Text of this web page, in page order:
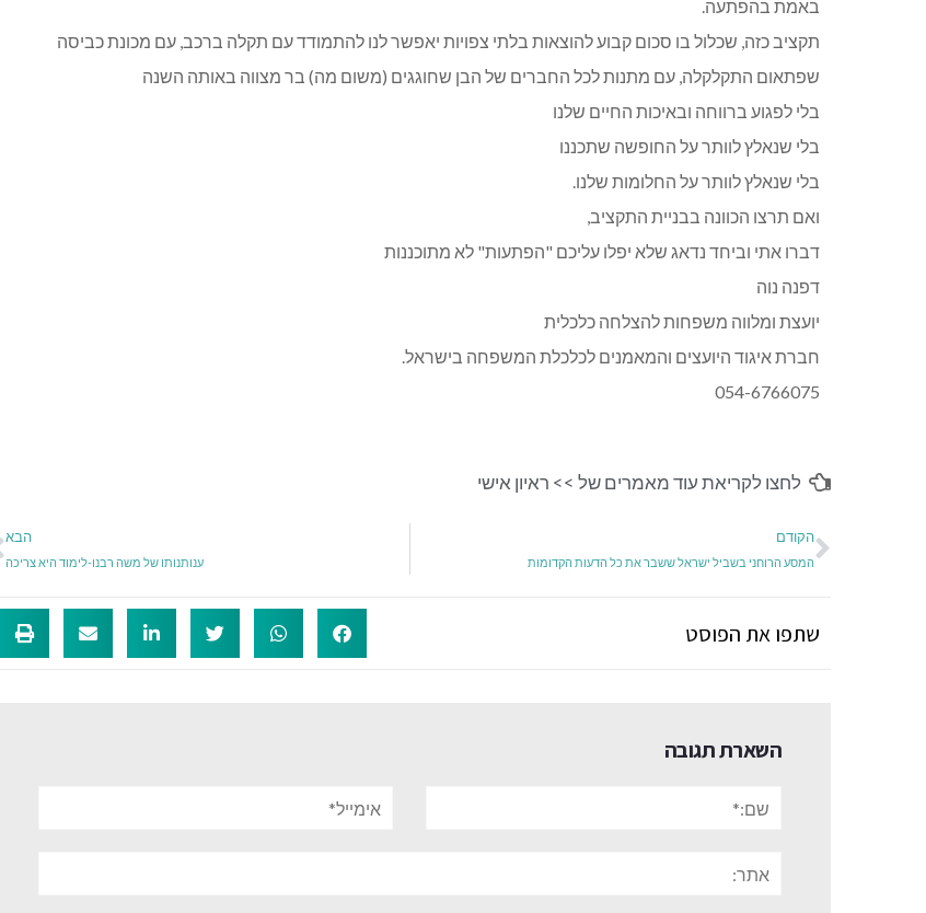
באמת בהפתעה.
תקציב כזה, שכלול בו סכום קבוע להוצאות בלתי צפויות יאפשר לנו להתמודד עם תקלה ברכב, עם מכונת כביסה
שפתאום התקלקלה, עם מתנות לכל החברים של הבן שחוגגים (משום מה) בר מצווה באותה השנה
בלי לפגוע ברווחה ובאיכות החיים שלנו
בלי שנאלץ לוותר על החופשה שתכננו
בלי שנאלץ לוותר על החלומות שלנו.
ואם תרצו הכוונה בבניית התקציב,
דברו אתי וביחד נדאג שלא יפלו עליכם "הפתעות" לא מתוכננות
דפנה נוה
יועצת ומלווה משפחות להצלחה כלכלית
חברת איגוד היועצים והמאמנים לכלכלת המשפחה בישראל.
054-6766075
לחצו לקריאת עוד מאמרים של >> ראיון אישי
הקודם
המסע הרוחני בשביל ישראל ששבר את כל הדעות הקדומות
הבא
ענותנותו של משה רבנו-לימוד היא צריכה
שתפו את הפוסט
השארת תגובה